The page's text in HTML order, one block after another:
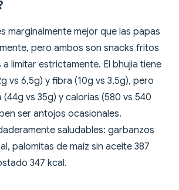
marginalmente mejor que las papas
pero ambos son snacks fritos
limitar estrictamente. El bhujia tiene
vs 6,5g) y fibra (10g vs 3,5g), pero
(44g vs 35g) y calorías (580 vs 540
ser antojos ocasionales.
saludables: garbanzos
palomitas de maíz sin aceite 387
347 kcal.